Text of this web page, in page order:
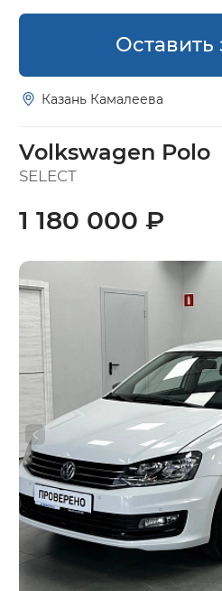
Оставить
Казань Камалеева
Volkswagen Polo
SELECT
1 180 000 ₽